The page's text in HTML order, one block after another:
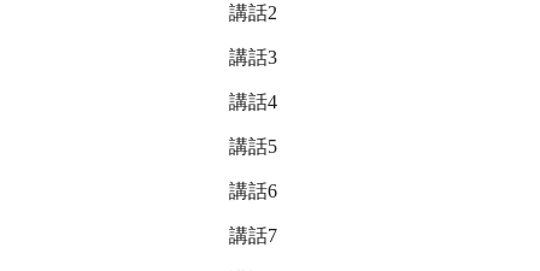
講話2
講話3
講話4
講話5
講話6
講話7